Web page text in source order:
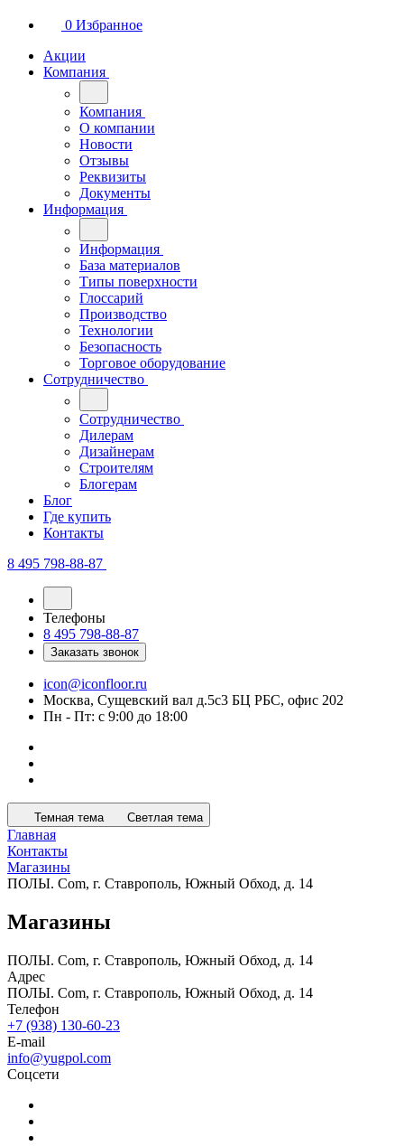
0 Избранное
Акции
Компания
Компания
О компании
Новости
Отзывы
Реквизиты
Документы
Информация
Информация
База материалов
Типы поверхности
Глоссарий
Производство
Технологии
Безопасность
Торговое оборудование
Сотрудничество
Сотрудничество
Дилерам
Дизайнерам
Строителям
Блогерам
Блог
Где купить
Контакты
8 495 798-88-87
Телефоны
8 495 798-88-87
Заказать звонок
icon@iconfloor.ru
Москва, Сущевский вал д.5с3 БЦ РБС, офис 202
Пн - Пт: с 9:00 до 18:00
Темная тема Светлая тема
Главная
Контакты
Магазины
ПОЛЫ. Com, г. Ставрополь, Южный Обход, д. 14
Магазины
ПОЛЫ. Com, г. Ставрополь, Южный Обход, д. 14
Адрес
ПОЛЫ. Com, г. Ставрополь, Южный Обход, д. 14
Телефон
+7 (938) 130-60-23
E-mail
info@yugpol.com
Соцсети